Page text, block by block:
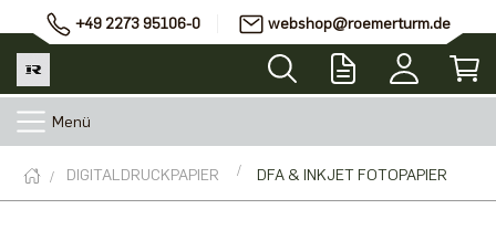
+49 2273 95106-0 webshop@roemerturm.de
Menü
DIGITALDRUCKPAPIER DFA & INKJET FOTOPAPIER